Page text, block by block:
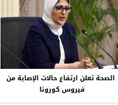
الصحة تعلن ارتفاع حالات الإصابة من
فيروس كورونا